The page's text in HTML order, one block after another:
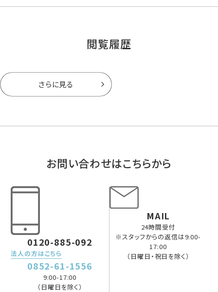
閲覧履歴
さらに見る
お問い合わせはこちらから
0120-885-092
法人の方はこちら
0852-61-1556
9:00-17:00
（日曜日を除く）
MAIL
24時間受付
※スタッフからの返信は9:00-
17:00
（日曜日・祝日を除く）